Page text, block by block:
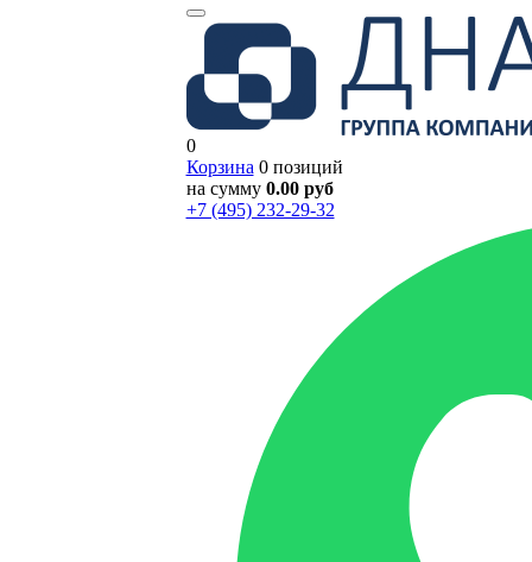
0
Корзина 0 позиций
на сумму 0.00 руб
+7 (495) 232-29-32